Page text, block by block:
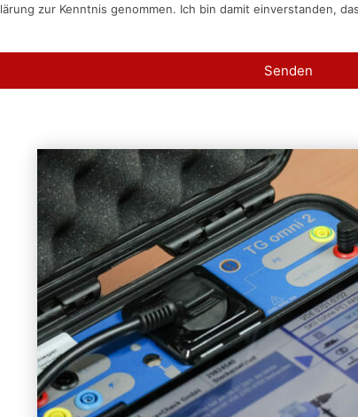
zur Kenntnis genommen. Ich bin damit einverstanden,
Senden